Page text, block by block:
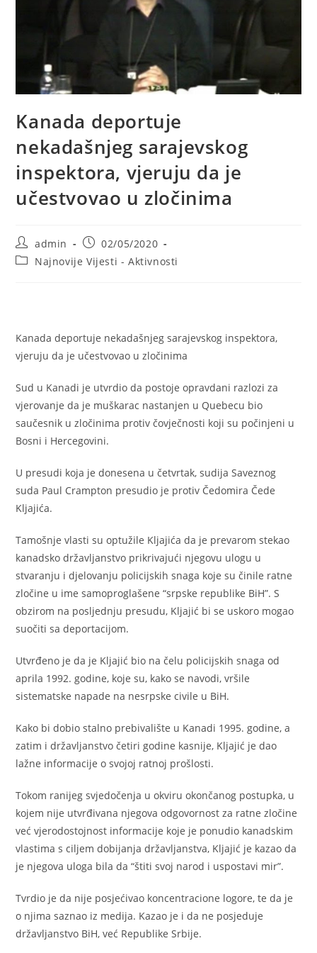
Kanada deportuje
nekadašnjeg sarajevskog
inspektora, vjeruju da je
učestvovao u zločinima
Post
author:
admin
Post
published:
02/05/2020
PostNajnovije Vijesti - Aktivnosti
Kanada deportuje nekadašnjeg sarajevskog inspektora,
vjeruju da je učestvovao u zločinima
Sud u Kanadi je utvrdio da postoje opravdani razlozi za
vjerovanje da je muškarac nastanjen u Quebecu bio
saučesnik u zločinima protiv čovječnosti koji su počinjeni u
Bosni i Hercegovini.
U presudi koja je donesena u četvrtak, sudija Saveznog
suda Paul Crampton presudio je protiv Čedomira Čede
Kljajića.
Tamošnje vlasti su optužile Kljajića da je prevarom stekao
kanadsko državljanstvo prikrivajući njegovu ulogu u
stvaranju i djelovanju policijskih snaga koje su činile ratne
zločine u ime samoproglašene “srpske republike BiH”. S
obzirom na posljednju presudu, Kljajić bi se uskoro mogao
suočiti sa deportacijom.
Utvrđeno je da je Kljajić bio na čelu policijskih snaga od
aprila 1992. godine, koje su, kako se navodi, vršile
sistematske napade na nesrpske civile u BiH.
Kako bi dobio stalno prebivalište u Kanadi 1995. godine, a
zatim i državljanstvo četiri godine kasnije, Kljajić je dao
lažne informacije o svojoj ratnoj prošlosti.
Tokom ranijeg svjedočenja u okviru okončanog postupka, u
kojem nije utvrđivana njegova odgovornost za ratne zločine
već vjerodostojnost informacije koje je ponudio kanadskim
vlastima s ciljem dobijanja državljanstva, Kljajić je kazao da
je njegova uloga bila da “štiti svoj narod i uspostavi mir”.
Tvrdio je da nije posjećivao koncentracione logore, te da je
o njima saznao iz medija. Kazao je i da ne posjeduje
državljanstvo BiH, već Republike Srbije.